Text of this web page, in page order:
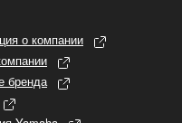
о компании
бренда